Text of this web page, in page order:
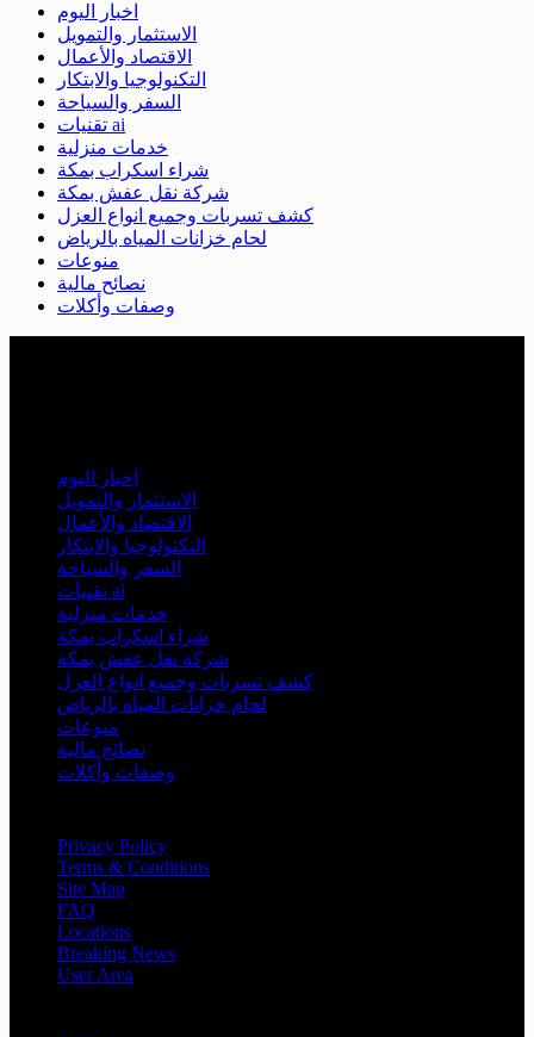
اخبار اليوم
الاستثمار والتمويل
الاقتصاد والأعمال
التكنولوجيا والابتكار
السفر والسياحة
تقنيات ai
خدمات منزلية
شراء اسكراب بمكة
شركة نقل عفش بمكة
كشف تسربات وجميع انواع العزل
لحام خزانات المياه بالرياض
منوعات
نصائح مالية
وصفات وأكلات
اخبار اليوم
الاستثمار والتمويل
الاقتصاد والأعمال
التكنولوجيا والابتكار
السفر والسياحة
تقنيات ai
خدمات منزلية
شراء اسكراب بمكة
شركة نقل عفش بمكة
كشف تسربات وجميع انواع العزل
لحام خزانات المياه بالرياض
منوعات
نصائح مالية
وصفات وأكلات
Privacy Policy
Terms & Conditions
Site Map
FAQ
Locations
Breaking News
User Area